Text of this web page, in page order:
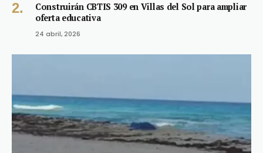
Construirán CBTIS 309 en Villas del Sol para ampliar
oferta educativa
24 abril, 2026